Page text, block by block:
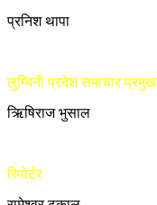
प्रनिश थापा
लुम्बिनी प्रदेश समाचार प्रमुख
ऋिषिराज भुसाल
रिपोर्टर